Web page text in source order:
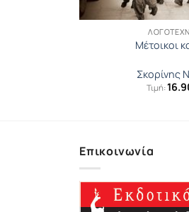
Μέτοικοι
Σκορίνης
Τιμή:
Επικοινωνία